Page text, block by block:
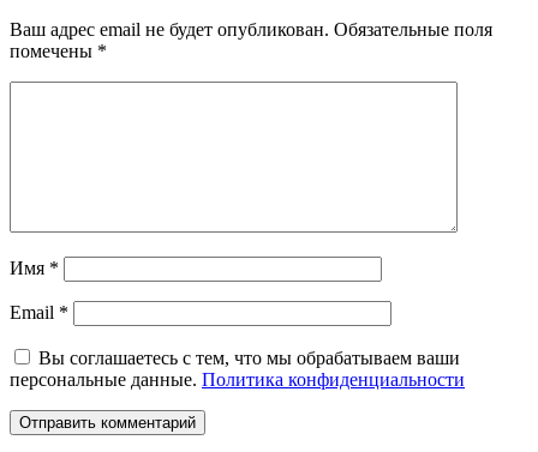
Ваш адрес email не будет опубликован. Обязательные поля
помечены *
Имя *
Email *
Вы соглашаетесь с тем, что мы обрабатываем ваши
персональные данные. Политика конфиденциальности